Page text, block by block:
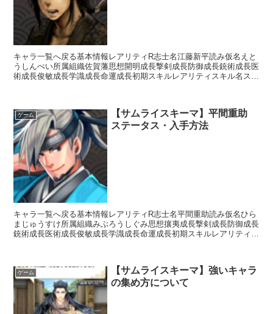
キャラ一覧へ戻る基本情報レアリティR志士名江藤新平読み仮名えと
うしんぺい所属組織佐賀藩思想開明成長撃剣成長防御成長銃術成長医
術成長俊敏成長学識成長命運成長初期スキルレアリティスキル名スキ
ゲーム
【サムライスキーマ】平間重助
ステータス・入手方法
キャラ一覧へ戻る基本情報レアリティR志士名平間重助読み仮名ひら
まじゅうすけ所属組織みぶろうしぐみ思想攘夷成長撃剣成長防御成長
銃術成長医術成長俊敏成長学識成長命運成長初期スキルレアリティス
ゲーム
【サムライスキーマ】強いキャラ
の集め方について